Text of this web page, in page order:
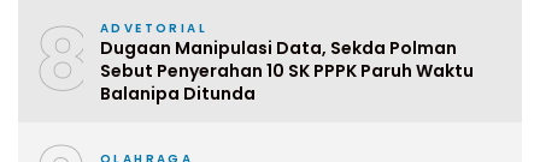
8 ADVETORIAL
Dugaan Manipulasi Data, Sekda Polman
Sebut Penyerahan 10 SK PPPK Paruh Waktu
Balanipa Ditunda
OLAHRAGA